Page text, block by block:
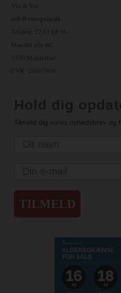
Vin & Vin
info@vinogvin.dk
Telefon: 22 62 68 96
Mandal alle 8C
5500 Middelfart
CVR: 26607906
Tilmeld dig vores nyhedsbrev og
TILMELD